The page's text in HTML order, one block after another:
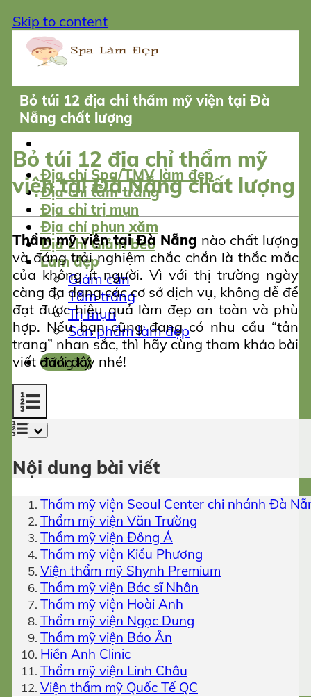
Skip to content
Địa chỉ Spa/TMV làm đẹp
Địa chỉ tắm trắng
Địa chỉ trị mụn
Địa chỉ phun xăm
Địa chỉ Giảm béo
Làm đẹp
Giảm cân
Tắm trắng
Trị mụn
Sản phẩm làm đẹp
đăng ký
Bỏ túi 12 địa chỉ thẩm mỹ viện tại Đà
Nẵng chất lượng
Bỏ túi 12 địa chỉ thẩm mỹ
viện tại Đà Nẵng chất lượng
Thẩm mỹ viện tại Đà Nẵng nào chất lượng
và đáng trải nghiệm chắc chắn là thắc mắc
của không ít người. Vì với thị trường ngày
càng đa dạng các cơ sở dịch vụ, không dễ để
đạt được hiệu quả làm đẹp an toàn và phù
hợp. Nếu bạn cũng đang có nhu cầu “tân
trang” nhan sắc, thì hãy cùng tham khảo bài
viết dưới đây nhé!
Nội dung bài viết
Thẩm mỹ viện Seoul Center chi nhánh Đà
Thẩm mỹ viện Văn Trường
Thẩm mỹ viện Đông Á
Thẩm mỹ viện Kiều Phương
Viện thẩm mỹ Shynh Premium
Thẩm mỹ viện Bác sĩ Nhân
Thẩm mỹ viện Hoài Anh
Thẩm mỹ viện Ngọc Dung
Thẩm mỹ viện Bảo Ân
Hiền Anh Clinic
Thẩm mỹ viện Linh Châu
Viện thẩm mỹ Quốc Tế QC